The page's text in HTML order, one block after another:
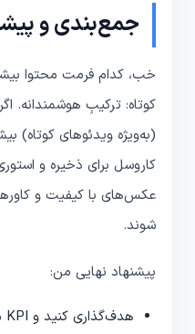
جمع‌بندی و
خب، کدام فرمت محتوا
کوتاه: ترکیبِ هوشمندانه.
(به‌ویژه ویدئوهای کوتاه)
کاروسل برای ذخیره و
عکس‌های با کیفیت و
شوند.
پیشنهاد نهایی من:
هدف‌گذاری کنید و KPI مشخص داشته باشید.